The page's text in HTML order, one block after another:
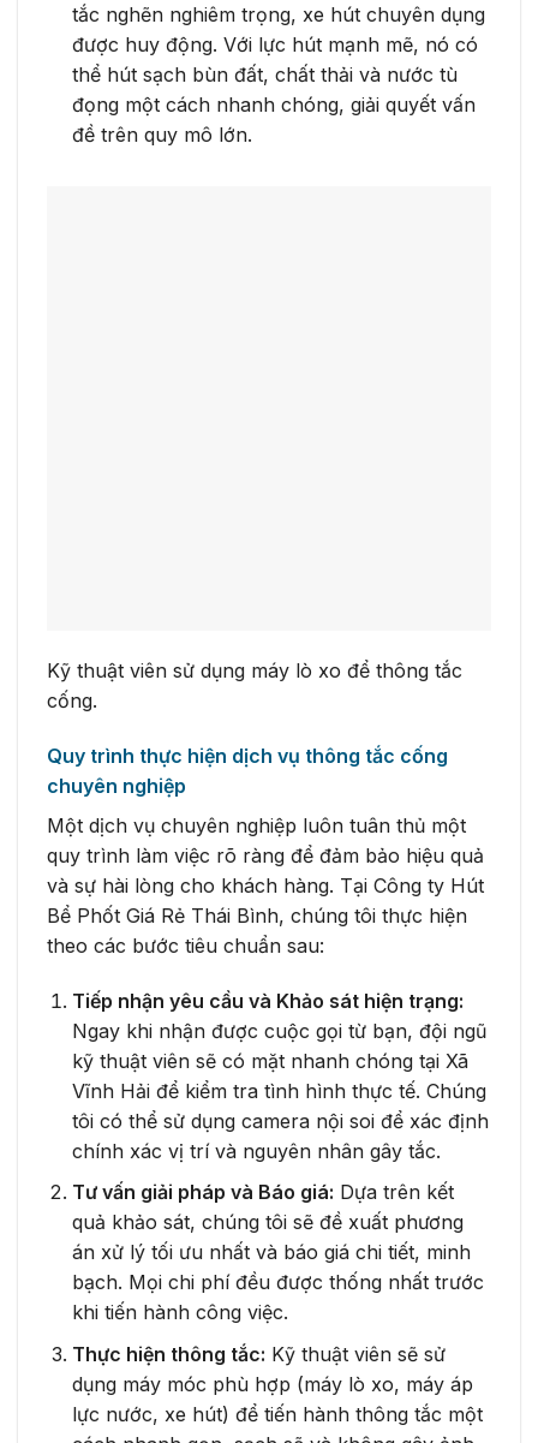
tắc nghẽn nghiêm trọng, xe hút chuyên dụng
được huy động. Với lực hút mạnh mẽ, nó có
thể hút sạch bùn đất, chất thải và nước tù
đọng một cách nhanh chóng, giải quyết vấn
đề trên quy mô lớn.
Kỹ thuật viên sử dụng máy lò xo để thông tắc
cống.
Quy trình thực hiện dịch vụ thông tắc cống
chuyên nghiệp
Một dịch vụ chuyên nghiệp luôn tuân thủ một
quy trình làm việc rõ ràng để đảm bảo hiệu quả
và sự hài lòng cho khách hàng. Tại Công ty Hút
Bể Phốt Giá Rẻ Thái Bình, chúng tôi thực hiện
theo các bước tiêu chuẩn sau:
Tiếp nhận yêu cầu và Khảo sát hiện trạng:
Ngay khi nhận được cuộc gọi từ bạn, đội ngũ
kỹ thuật viên sẽ có mặt nhanh chóng tại Xã
Vĩnh Hải để kiểm tra tình hình thực tế. Chúng
tôi có thể sử dụng camera nội soi để xác định
chính xác vị trí và nguyên nhân gây tắc.
Tư vấn giải pháp và Báo giá: Dựa trên kết
quả khảo sát, chúng tôi sẽ đề xuất phương
án xử lý tối ưu nhất và báo giá chi tiết, minh
bạch. Mọi chi phí đều được thống nhất trước
khi tiến hành công việc.
Thực hiện thông tắc: Kỹ thuật viên sẽ sử
dụng máy móc phù hợp (máy lò xo, máy áp
lực nước, xe hút) để tiến hành thông tắc một